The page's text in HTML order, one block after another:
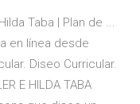
Taba | Plan de ...
en línea desde
Diseo Curricular.
E HILDA TABA